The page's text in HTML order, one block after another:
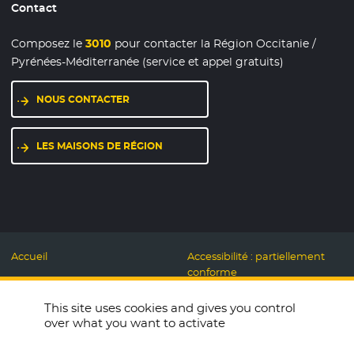
Contact
Composez le3010 pour contacter la Région Occitanie /
Pyrénées-Méditerranée (service et appel gratuits)
NOUS CONTACTER
LES MAISONS DE RÉGION
Accueil
Mentions légales
Données personnelles et
Cookies
Accessibilité : partiellement
conforme
Responsable
This site uses cookies and gives you control
over what you want to activate